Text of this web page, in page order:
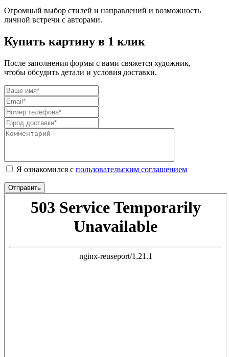
Огромный выбор стилей и направлений и возможность
личной встречи с авторами.
Купить картину в 1 клик
После заполнения формы с вами свяжется художник,
чтобы обсудить детали и условия доставки.
Я ознакомился с пользовательским соглашением